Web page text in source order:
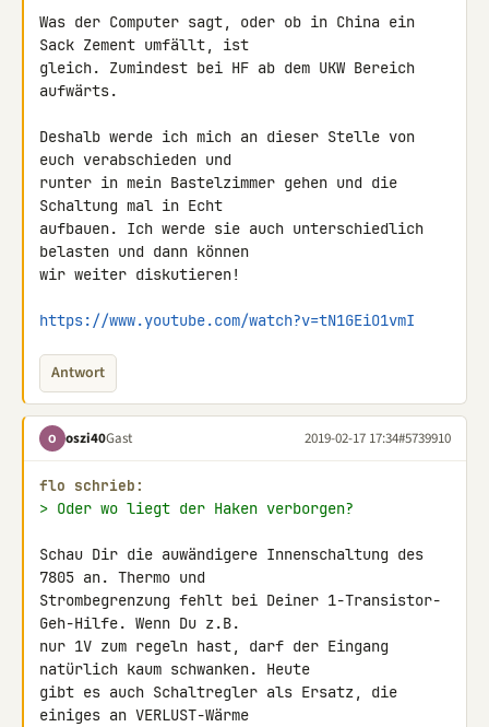
Was der Computer sagt, oder ob in China ein
Sack Zement umfällt, ist
gleich. Zumindest bei HF ab dem UKW Bereich
aufwärts.
Deshalb werde ich mich an dieser Stelle von
euch verabschieden und
runter in mein Bastelzimmer gehen und die
Schaltung mal in Echt
aufbauen. Ich werde sie auch unterschiedlich
belasten und dann können
wir weiter diskutieren!
https://www.youtube.com/watch?v=tN1GEiO1vmI
Antwort
O oszi40Gast 2019-02-17 17:34#5739910
flo schrieb:
> Oder wo liegt der Haken verborgen?
Schau Dir die auwändigere Innenschaltung des
7805 an. Thermo und
Strombegrenzung fehlt bei Deiner 1-Transistor-
Geh-Hilfe. Wenn Du z.B.
nur 1V zum regeln hast, darf der Eingang
natürlich kaum schwanken. Heute
gibt es auch Schaltregler als Ersatz, die
einiges an VERLUST-Wärme